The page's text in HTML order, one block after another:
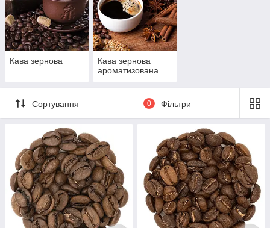
Кава зернова
Кава зернова
ароматизована
Сортування 0 Фільтри